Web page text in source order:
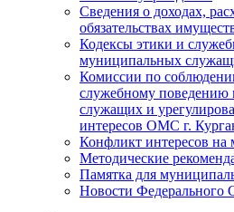
Сведения о доходах,
обязательствах
Кодексы этики и
муниципальных
Комиссии по
служебному
служащих и
интересов ОМС г.
Конфликт интересов
Методические
Памятка для
Новости Федерального